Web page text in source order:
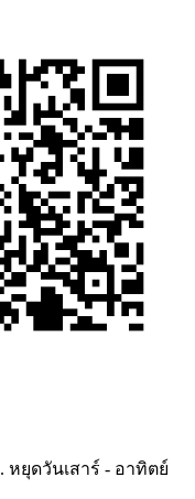
หยุดวันเสาร์ - อาทิตย์